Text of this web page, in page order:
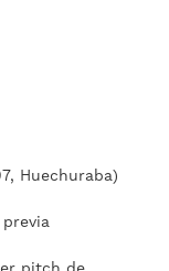
Huechuraba)